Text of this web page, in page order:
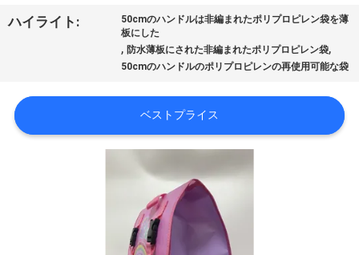
場
品
ハイライト:
50cmのハンドルは非編まれたポリプロピレン袋を薄
板にした
,防水薄板にされた非編まれたポリプロピレン袋,
50cmのハンドルのポリプロピレンの再使用可能な袋
ベストプライス